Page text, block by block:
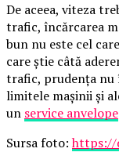
De aceea, viteza
trafic, încărcarea
bun nu este cel
care știe câtă
trafic, prudența nu
limitele mașinii și
un service anvelope
Sursa foto:https://